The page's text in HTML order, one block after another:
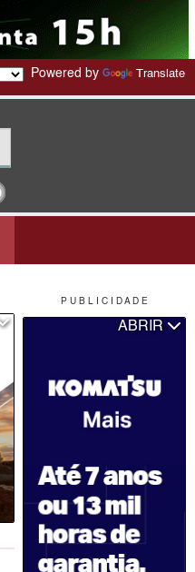
P U B L I C I D A D E
ABRIR
Powered by Translate